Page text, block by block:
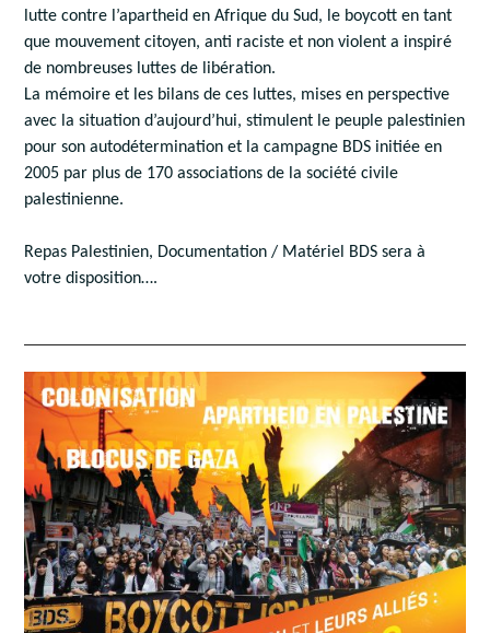
lutte contre l’apartheid en Afrique du Sud, le boycott en tant
que mouvement citoyen, anti raciste et non violent a inspiré
de nombreuses luttes de libération.
La mémoire et les bilans de ces luttes, mises en perspective
avec la situation d’aujourd’hui, stimulent le peuple palestinien
pour son autodétermination et la campagne BDS initiée en
2005 par plus de 170 associations de la société civile
palestinienne.
Repas Palestinien, Documentation / Matériel BDS sera à
votre disposition….